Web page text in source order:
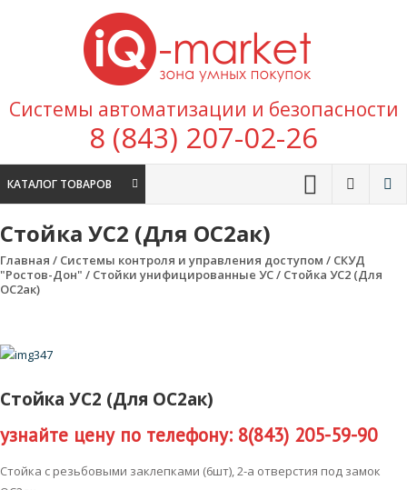
Перейти к содержимому
покупок
Системы автоматизации и безопасности
8 (843) 207-02-26
КАТАЛОГ ТОВАРОВ
Стойка УС2 (Для ОС2ак)
Главная / Системы контроля и управления доступом / СКУД
"Ростов-Дон" / Стойки унифицированные УС/ Стойка УС2 (Для
ОС2ак)
Стойка УС2 (Для ОС2ак)
узнайте цену по телефону: 8(843) 205-59-90
Стойка с резьбовыми заклепками (6шт), 2-а отверстия под замок